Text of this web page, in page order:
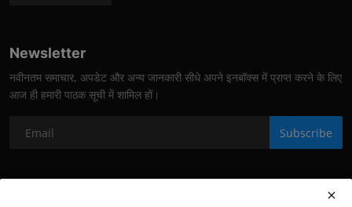
Newsletter
नवीनतम समाचार, अपडेट और अन्य जानकारी सीधे अपने इनबॉक्स में प्राप्त करने के लिए
आज ही हमारी पाठक सूची में शामिल हों।
Subscribe